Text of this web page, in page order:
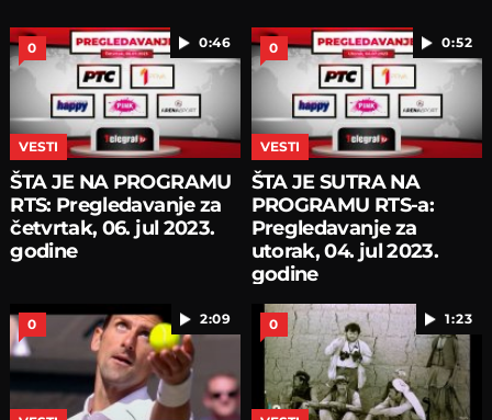
0:46
0
VESTI
ŠTA JE NA PROGRAMU
RTS: Pregledavanje za
četvrtak, 06. jul 2023.
godine
0:52
0
VESTI
ŠTA JE SUTRA NA
PROGRAMU RTS-a:
Pregledavanje za
utorak, 04. jul 2023.
godine
2:09
0 1:23
0